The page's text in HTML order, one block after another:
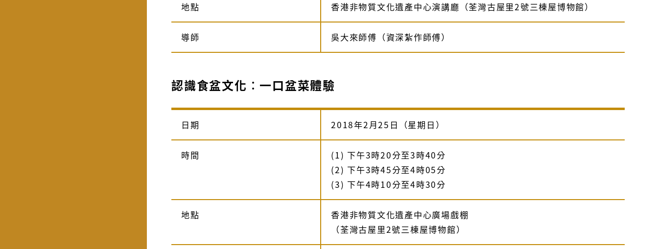
地點 香港非物質文化遺產中心演講廳（荃灣古屋里2號三棟屋博物館）
導師 吳大來師傅（資深紮作師傅）
認識食盆文化︰一口盆菜體驗
日期 2018年2月25日（星期日）
時間
(1) 下午3時20分至3時40分
(2) 下午3時45分至4時05分
(3) 下午4時10分至4時30分
地點
香港非物質文化遺產中心廣場戲棚
（荃灣古屋里2號三棟屋博物館）